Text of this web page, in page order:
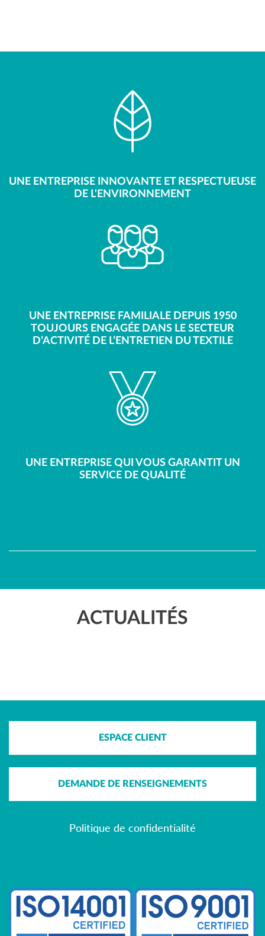
UNE ENTREPRISE INNOVANTE ET RESPECTUEUSE
DE L'ENVIRONNEMENT
UNE ENTREPRISE FAMILIALE DEPUIS 1950
TOUJOURS ENGAGÉE DANS LE SECTEUR
D’ACTIVITÉ DE L’ENTRETIEN DU TEXTILE
UNE ENTREPRISE QUI VOUS GARANTIT UN
SERVICE DE QUALITÉ
ACTUALITÉS
ESPACE CLIENT
DEMANDE DE RENSEIGNEMENTS
Politique de confidentialité